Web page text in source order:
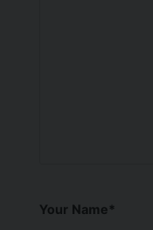
Your Name*